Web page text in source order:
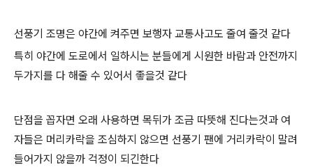
선풍기 조명은 야간에 켜주면 보행자 교통사고도 줄여 줄것 같다
특히 야간에 도로에서 일하시는 분들에게 시원한 바람과 안전까지
두가지를 다 해줄 수 있어서 좋을것 같다
단점을 꼽자면 오래 사용하면 목뒤가 조금 따뜻해 진다는것과 여
자들은 머리카락을 조심하지 않으면 선풍기 팬에 거리카락이 말려
들어가지 않을까 걱정이 되긴한다